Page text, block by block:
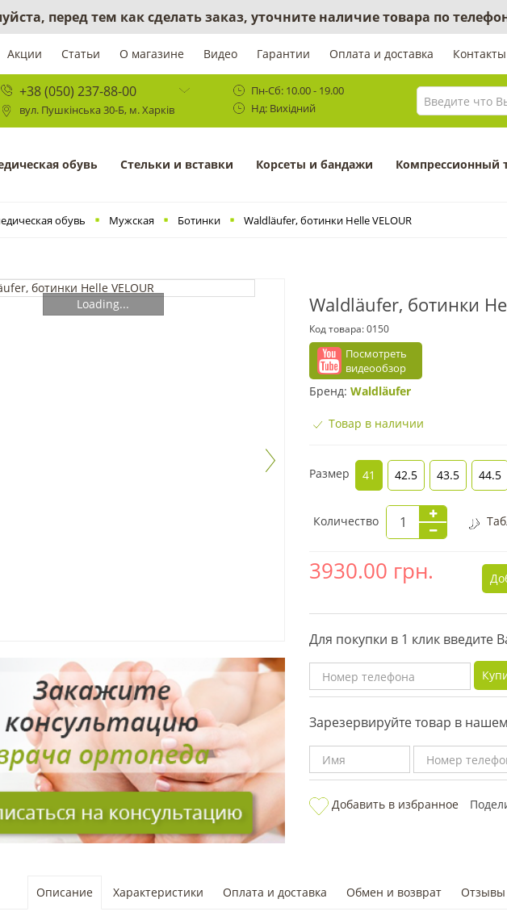
перед тем как сделать заказ, уточните наличие товара по
Акции Статьи О магазине Видео Гарантии Оплата и доставка Контакты
+38 (050) 237-88-00
вул. Пушкінська 30-Б, м. Харків
Пн-Сб: 10.00 - 19.00
Нд: Вихідний
обувь Cтельки и вставки Корсеты и бандажи Компрессионный
обувь Мужская Ботинки Waldläufer, ботинки Helle VELOUR
Loading... Waldläufer, ботинки
Код товара:0150
Посмотреть
видеообзор
Бренд: Waldläufer
Товар в наличии
Размер 41 42.5 43.5 44.5
Количество
3930.00 грн.
Для покупки в 1 клик введите
Зарезервируйте товар в
Добавить в избранное
Описание Характеристики Оплата и доставка Обмен и возврат Отзывы